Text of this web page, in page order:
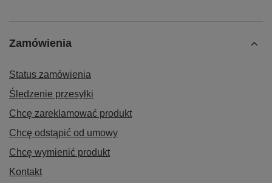
Zamówienia
Status zamówienia
Śledzenie przesyłki
Chcę zareklamować produkt
Chcę odstąpić od umowy
Chcę wymienić produkt
Kontakt